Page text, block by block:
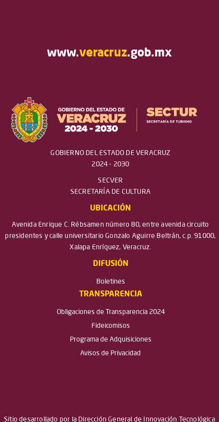
www.veracruz.gob.mx
GOBIERNO DEL ESTADO DE VERACRUZ
2024 - 2030
SECVER
SECRETARÍA DE CULTURA
UBICACIÓN
Avenida Enrique C. Rébsamen número 80, entre avenida circuito
presidentes y calle universitario Gonzalo Aguirre Beltrán, c.p. 91000,
Xalapa Enríquez, Veracruz.
DIFUSIÓN
Boletines
TRANSPARENCIA
Obligaciones de Transparencia 2024
Fideicomisos
Programa de Adquisiciones
Avisos de Privacidad
Sitio desarrollado por la Dirección General de Innovación Tecnológica